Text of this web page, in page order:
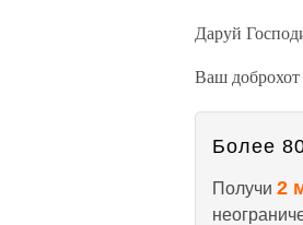
Даруй
Ваш
Более
Получи 2